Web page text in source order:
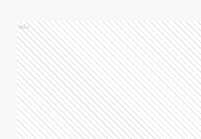
Ads